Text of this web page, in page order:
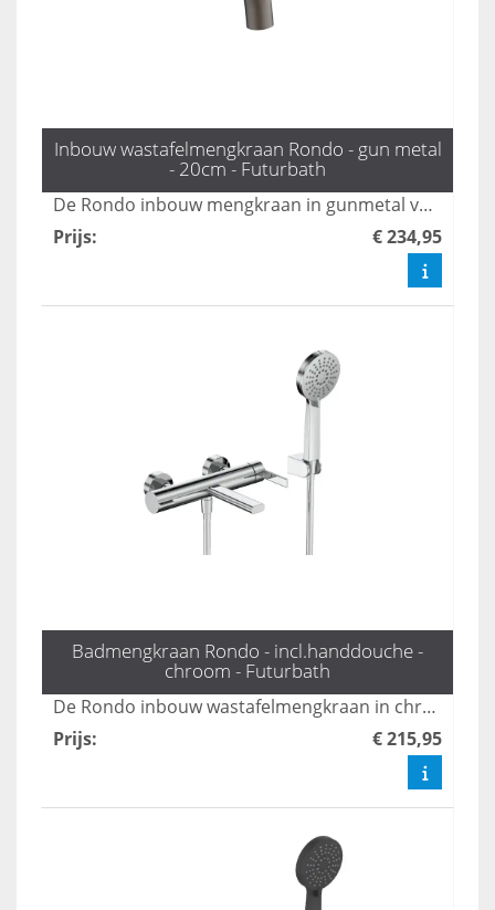
Inbouw wastafelmengkraan Rondo - gun metal
- 20cm - Futurbath
De Rondo inbouw mengkraan in gunmetal voegt een industriële chic toe aan uw badkamer, dankzij zijn moderne design en praktische uitloop van 20 cm. Deze kraan is de perfecte mix van stijl en functionaliteit, waardoor uw badkamer een eigentijdse uitstraling krijgt. Maak uw badkamer compleet met deze stijlvolle en duurzame toevoeging.
Prijs: € 234,95
Badmengkraan Rondo - incl.handdouche -
chroom - Futurbath
De Rondo inbouw wastafelmengkraan in chroom biedt een moderne en elegante uitstraling voor elke badkamer. Met zijn gebruiksvriendelijke bediening en duurzame materialen zorgt deze kraan voor een perfecte combinatie van stijl en functionaliteit. Ideaal voor wie op zoek is naar een hoogwaardige oplossing voor hun wastafel.
Prijs: € 215,95